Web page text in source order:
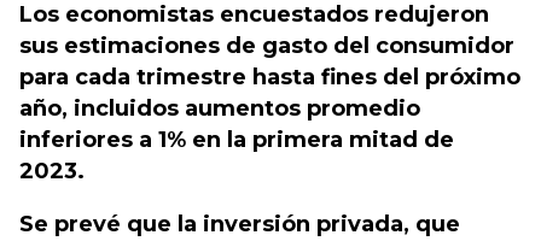
Los economistas encuestados redujeron
sus estimaciones de gasto del consumidor
para cada trimestre hasta fines del próximo
año, incluidos aumentos promedio
inferiores a 1% en la primera mitad de
2023.
Se prevé que la inversión privada, que